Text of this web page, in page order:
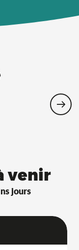
venir
jours